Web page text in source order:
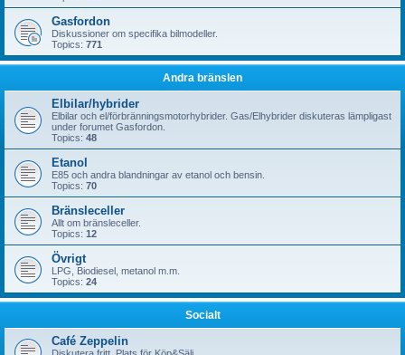
Gasfordon
Diskussioner om specifika bilmodeller.
Topics: 771
Andra bränslen
Elbilar/hybrider
Elbilar och el/förbränningsmotorhybrider. Gas/Elhybrider diskuteras lämpligast
under forumet Gasfordon.
Topics: 48
Etanol
E85 och andra blandningar av etanol och bensin.
Topics: 70
Bränsleceller
Allt om bränsleceller.
Topics: 12
Övrigt
LPG, Biodiesel, metanol m.m.
Topics: 24
Socialt
Café Zeppelin